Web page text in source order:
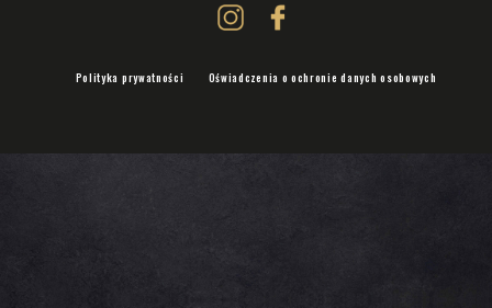
Polityka prywatności Oświadczenia o ochronie danych osobowych